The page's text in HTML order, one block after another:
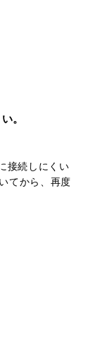
。
接続しにくい
てから、再度